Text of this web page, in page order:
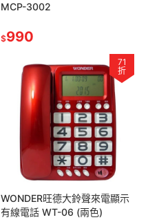
MCP-3002
$990
71
折
WONDER旺德大鈴聲來電顯示
有線電話 WT-06 (兩色)